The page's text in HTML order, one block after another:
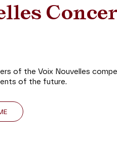
of the Voix Nouvelles
of the future.